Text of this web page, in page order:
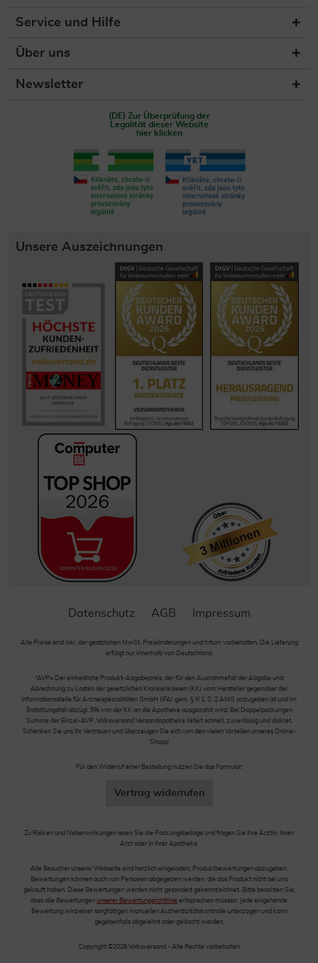
Service und Hilfe
Über uns
Newsletter
(DE) Zur Überprüfung der
Legalität dieser Website
hier klicken
Unsere Auszeichnungen
Datenschutz AGB Impressum
Alle Preise sind inkl. der gestzlichen MwSt. Preisänderungen und Irrtum vorbehalten. Die Lieferung
erfolgt nur innerhalb von Deutschland.
*AVP= Der einheitliche Produkt-Abgabepreis, der für den Ausnahmefall der Abgabe und
Abrechnung zu Lasten der gesetzlichen Krankenkassen (KK) vom Hersteller gegenüber der
Informationsstelle für Arzneispezialitäten GmbH (IFA) gem. § III 1, S. 2 AMG anzugeben ist und im
Erstattungsfall abzügl. 5% von der KK an die Apotheke ausgezahlt wird. Bei Doppelpackungen
Summe der Einzel-AVP. Volksversand Versandapotheke liefert schnell, zuverlässig und diskret.
Schenken Sie uns Ihr Vertrauen und überzeugen Sie sich von den vielen Vorteilen unseres Online-
Shops!
Für den Widerruf einer Bestellung nutzen Sie das Formular:
Vertrag widerrufen
Zu Risiken und Nebenwirkungen lesen Sie die Packungsbeilage und fragen Sie Ihre Ärztin, Ihren
Arzt oder in Ihrer Apotheke.
Alle Besucher unserer Webseite sind herzlich eingeladen, Produktbewertungen abzugeben.
Bewertungen können auch von Personen abgegeben werden, die das Produkt nicht bei uns
gekauft haben. Diese Bewertungen werden nicht gesondert gekennzeichnet. Bitte beachten Sie,
dass alle Bewertungen unserer Bewertungsrichtlinie entsprechen müssen. Jede eingehende
Bewertung wird einer sorgfältigen manuellen Authentizitätskontrolle unterzogen und kann
gegebenfalls abgelehnt oder gelöscht werden.
Copyright ©2026 Volksversand - Alle Rechte vorbehalten